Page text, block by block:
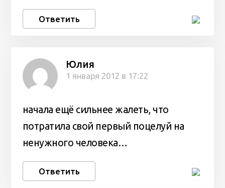
Ответить
Юлия
1 января 2012 в 17:22
начала ещё сильнее жалеть, что
потратила свой первый поцелуй на
ненужного человека…
Ответить